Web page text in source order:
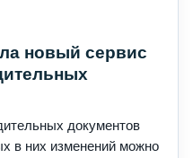
новый сервис
документов
в них изменений можно